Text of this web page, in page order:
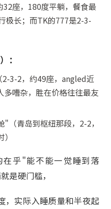
座，180度平躺，餐食最
极长；而TK的777是2-3-
：
3-2，约49座，angled近
嘈杂，胜在价格往往最友
（青岛到枢纽那段，2-2，
乎"能不能一觉睡到落
是硬门槛，
，实际入睡质量和半夜起